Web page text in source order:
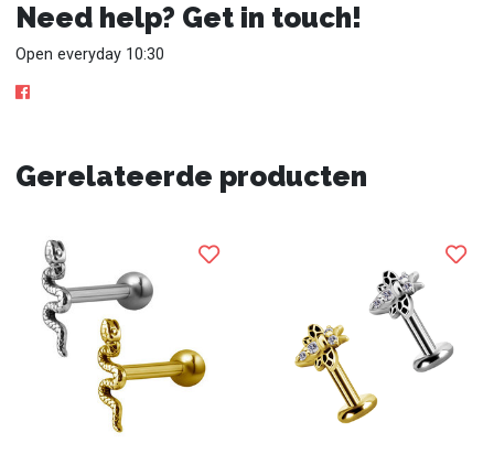
Need help? Get in touch!
Open everyday 10:30
Gerelateerde producten